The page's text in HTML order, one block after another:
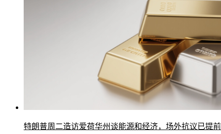
特朗普周二造访爱荷华州谈能源和经济，场外抗议已提